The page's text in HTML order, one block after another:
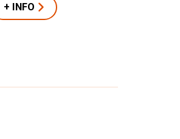
+ INFO